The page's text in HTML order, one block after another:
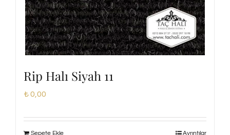
Rip Halı Siyah 11
₺0,00
Sepete Ekle Ayrıntılar